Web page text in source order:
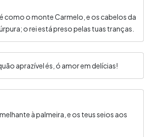
como o monte Carmelo, e os cabelos da
o rei está preso pelas tuas tranças.
aprazível és, ó amor em delícias!
à palmeira, e os teus seios aos